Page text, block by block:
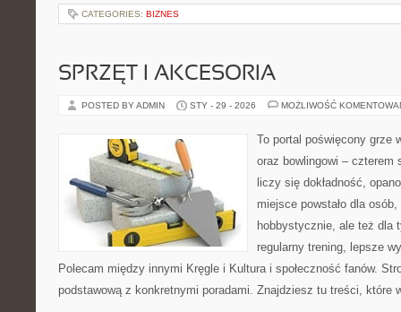
CATEGORIES: BIZNES
SPRZĘT I AKCESORIA
POSTED BY ADMIN STY - 29 - 2026 MOŻLIWOŚĆ
To portal poświęcony grze
oraz bowlingowi – czterem
liczy się dokładność,
miejsce powstało dla
hobbystycznie, ale też dla
regularny trening, lepsze
Polecam między innymi Kręgle i Kultura i społeczność fanów.
podstawową z konkretnymi poradami. Znajdziesz tu treści,